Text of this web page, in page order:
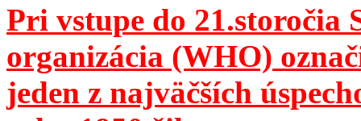
Pri vstupe do 21.storočia
organizácia (WHO)
jeden z najväčších